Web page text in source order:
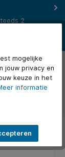
2
mogelijke
jouw privacy en
keuze in het
informatie